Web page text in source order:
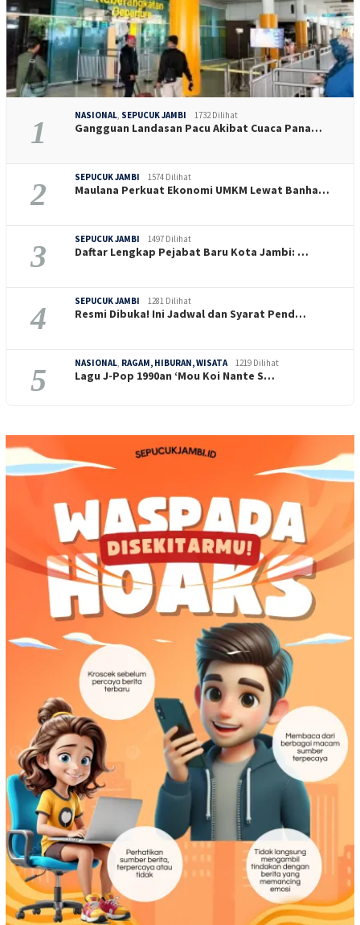
1 NASIONAL, SEPUCUK JAMBI 1732 Dilihat
Gangguan Landasan Pacu Akibat Cuaca Pana…
2 SEPUCUK JAMBI 1574 Dilihat
Maulana Perkuat Ekonomi UMKM Lewat Banha…
3 SEPUCUK JAMBI 1497 Dilihat
Daftar Lengkap Pejabat Baru Kota Jambi: …
4 SEPUCUK JAMBI 1281 Dilihat
Resmi Dibuka! Ini Jadwal dan Syarat Pend…
5 NASIONAL, RAGAM, HIBURAN, WISATA 1219 Dilihat
Lagu J-Pop 1990an ‘Mou Koi Nante S…